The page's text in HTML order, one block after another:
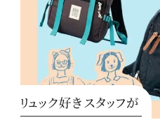
リュック好きスタッフが